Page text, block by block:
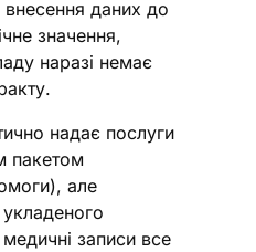
даних до
значення,
наразі немає
надає послуги
пакетом
але
записи все